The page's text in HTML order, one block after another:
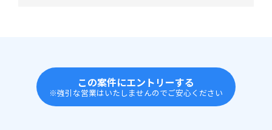
この案件にエントリーする
※強引な営業はいたしませんのでご安心ください